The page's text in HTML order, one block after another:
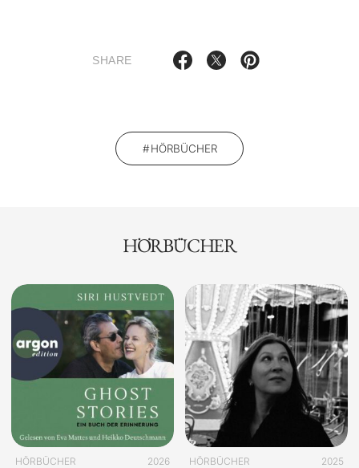
SHARE
HÖRBÜCHER
HÖRBÜCHER
HÖRBÜCHER 2026 HÖRBÜCHER 2025